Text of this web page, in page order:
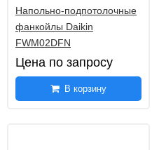
Напольно-
корпуса) серии FWM-D
Напольно-потолочные
Напольно-подпотолочные
фанкойлы Daikin
FWM02DFN
Цена по запросу
В корзину